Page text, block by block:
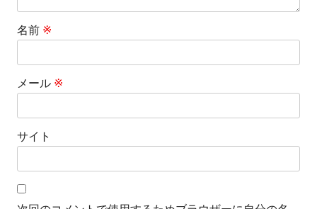
名前 ※
メール ※
サイト